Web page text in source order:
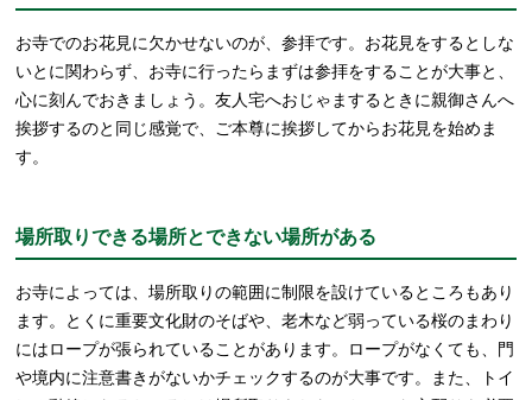
お寺でのお花見に欠かせないのが、参拝です。お花見をするとしな
いとに関わらず、お寺に行ったらまずは参拝をすることが大事と、
心に刻んでおきましょう。友人宅へおじゃまするときに親御さんへ
挨拶するのと同じ感覚で、ご本尊に挨拶してからお花見を始めま
す。
場所取りできる場所とできない場所がある
お寺によっては、場所取りの範囲に制限を設けているところもあり
ます。とくに重要文化財のそばや、老木など弱っている桜のまわり
にはロープが張られていることがあります。ロープがなくても、門
や境内に注意書きがないかチェックするのが大事です。また、トイ